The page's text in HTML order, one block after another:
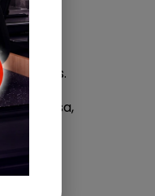
vendas.
conversa,